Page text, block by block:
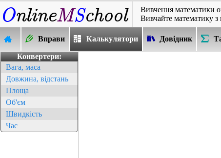
Вивчення математики
Вивчайте математику з
Вправи Калькулятори Довідник
Конвертери:
Вага, маса
Довжина, відстань
Площа
Об'єм
Швидкість
Час